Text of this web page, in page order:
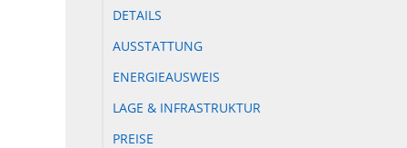
DETAILS
AUSSTATTUNG
ENERGIEAUSWEIS
LAGE & INFRASTRUKTUR
PREISE